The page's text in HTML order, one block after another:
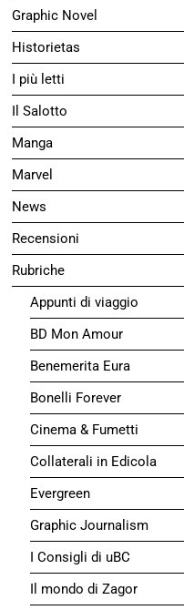
Graphic Novel
Historietas
I più letti
Il Salotto
Manga
Marvel
News
Recensioni
Rubriche
Appunti di viaggio
BD Mon Amour
Benemerita Eura
Bonelli Forever
Cinema & Fumetti
Collaterali in Edicola
Evergreen
Graphic Journalism
I Consigli di uBC
Il mondo di Zagor